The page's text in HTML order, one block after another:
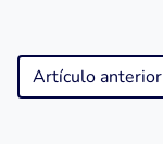
Artículo anterior